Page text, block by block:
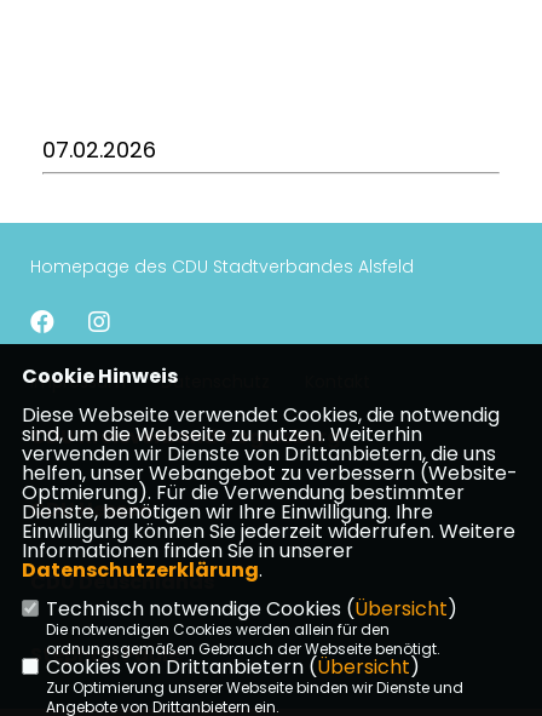
07.02.2026
Homepage des CDU Stadtverbandes Alsfeld
Impressum Datenschutz
CDU Kreisverband Vogelsberg
CDU Hessen
CDU Deuschlands
Stephan Paule
Cookie Hinweis
Diese Webseite verwendet Cookies, die notwendig
sind, um die Webseite zu nutzen. Weiterhin
verwenden wir Dienste von Drittanbietern, die uns
helfen, unser Webangebot zu verbessern (Website-
Optmierung). Für die Verwendung bestimmter
Dienste, benötigen wir Ihre Einwilligung. Ihre
Einwilligung können Sie jederzeit widerrufen. Weitere
Informationen finden Sie in unserer
Datenschutzerklärung.
Technisch notwendige Cookies (Übersicht)
Die notwendigen Cookies werden allein für den
ordnungsgemäßen Gebrauch der Webseite benötigt.
Cookies von Drittanbietern (Übersicht)
Zur Optimierung unserer Webseite binden wir Dienste und
Angebote von Drittanbietern ein.